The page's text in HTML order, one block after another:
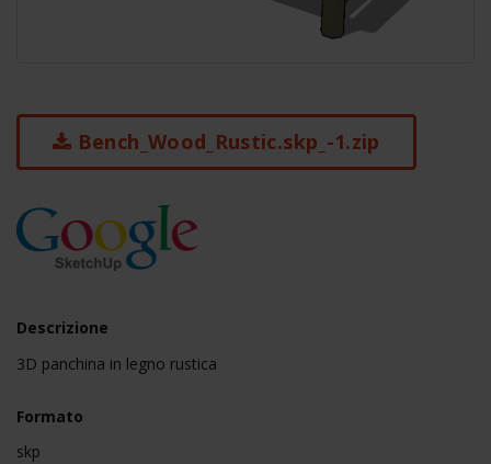
Bench_Wood_Rustic.skp_-1.zip
Descrizione
3D panchina in legno rustica
Formato
skp